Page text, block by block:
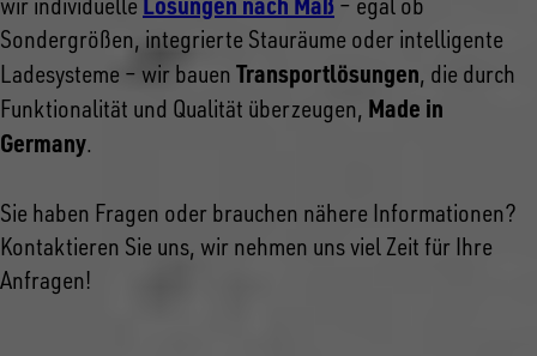
Sondergrößen, integrierte Stauräume oder intelligente
Ladesysteme – wir bauen Transportlösungen, die durch
Funktionalität und Qualität überzeugen, Made in
Germany.
Sie haben Fragen oder brauchen nähere Informationen?
Kontaktieren Sie uns, wir nehmen uns viel Zeit für Ihre
Anfragen!